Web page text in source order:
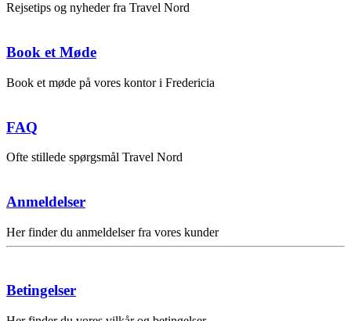
Rejsetips og nyheder fra Travel Nord
Book et Møde
Book et møde på vores kontor i Fredericia
FAQ
Ofte stillede spørgsmål Travel Nord
Anmeldelser
Her finder du anmeldelser fra vores kunder
Betingelser